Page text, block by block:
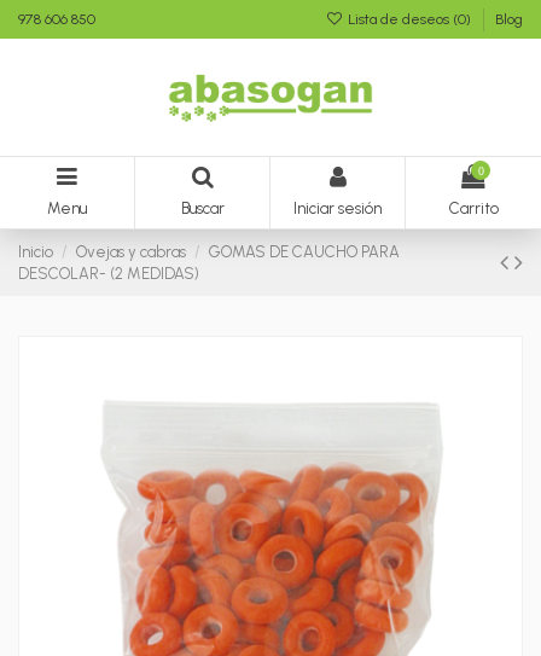
978 606 850 Lista de deseos (0) Blog
Menu Buscar Iniciar sesión
0
Carrito
Inicio Ovejas y cabras
GOMAS DE CAUCHO PARA
DESCOLAR- (2 MEDIDAS)